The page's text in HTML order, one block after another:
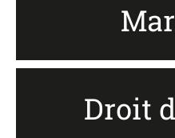
Droit